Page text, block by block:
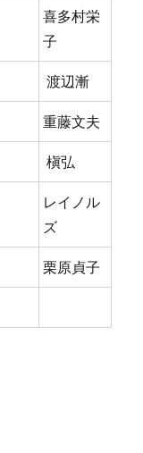
喜多村栄
子
渡辺漸
重藤文夫
槇弘
レイノル
ズ
栗原貞子